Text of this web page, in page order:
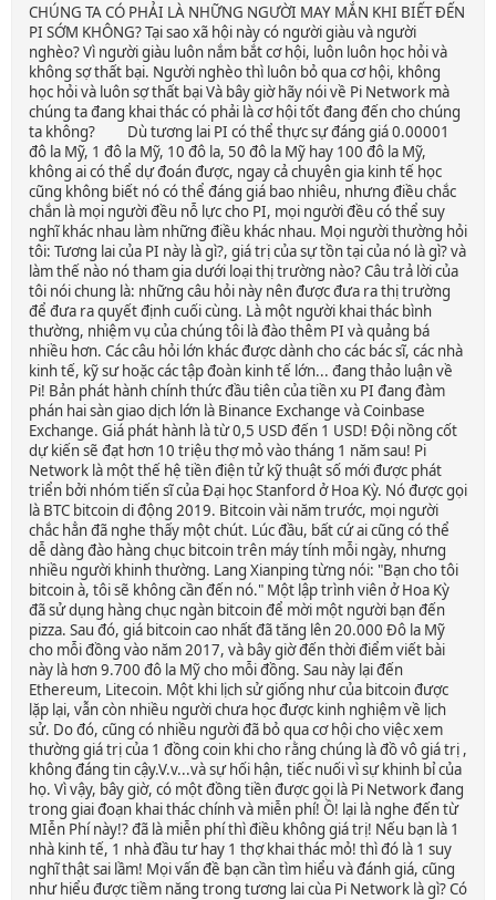
CHÚNG TA CÓ PHẢI LÀ NHỮNG NGƯỜI MAY MẮN KHI BIẾT ĐẾN
PI SỚM KHÔNG? Tại sao xã hội này có người giàu và người
nghèo? Vì người giàu luôn nắm bắt cơ hội, luôn luôn học hỏi và
không sợ thất bại. Người nghèo thì luôn bỏ qua cơ hội, không
học hỏi và luôn sợ thất bại Và bây giờ hãy nói về Pi Network mà
chúng ta đang khai thác có phải là cơ hội tốt đang đến cho chúng
ta không? Dù tương lai PI có thể thực sự đáng giá 0.00001
đô la Mỹ, 1 đô la Mỹ, 10 đô la, 50 đô la Mỹ hay 100 đô la Mỹ,
không ai có thể dự đoán được, ngay cả chuyên gia kinh tế học
cũng không biết nó có thể đáng giá bao nhiêu, nhưng điều chắc
chắn là mọi người đều nỗ lực cho PI, mọi người đều có thể suy
nghĩ khác nhau làm những điều khác nhau. Mọi người thường hỏi
tôi: Tương lai của PI này là gì?, giá trị của sự tồn tại của nó là gì? và
làm thế nào nó tham gia dưới loại thị trường nào? Câu trả lời của
tôi nói chung là: những câu hỏi này nên được đưa ra thị trường
để đưa ra quyết định cuối cùng. Là một người khai thác bình
thường, nhiệm vụ của chúng tôi là đào thêm PI và quảng bá
nhiều hơn. Các câu hỏi lớn khác được dành cho các bác sĩ, các nhà
kinh tế, kỹ sư hoặc các tập đoàn kinh tế lớn... đang thảo luận về
Pi! Bản phát hành chính thức đầu tiên của tiền xu PI đang đàm
phán hai sàn giao dịch lớn là Binance Exchange và Coinbase
Exchange. Giá phát hành là từ 0,5 USD đến 1 USD! Đội nồng cốt
dự kiến ​​sẽ đạt hơn 10 triệu thợ mỏ vào tháng 1 năm sau! Pi
Network là một thế hệ tiền điện tử kỹ thuật số mới được phát
triển bởi nhóm tiến sĩ của Đại học Stanford ở Hoa Kỳ. Nó được gọi
là BTC bitcoin di động 2019. Bitcoin vài năm trước, mọi người
chắc hẳn đã nghe thấy một chút. Lúc đầu, bất cứ ai cũng có thể
dễ dàng đào hàng chục bitcoin trên máy tính mỗi ngày, nhưng
nhiều người khinh thường. Lang Xianping từng nói: "Bạn cho tôi
bitcoin à, tôi sẽ không cần đến nó." Một lập trình viên ở Hoa Kỳ
đã sử dụng hàng chục ngàn bitcoin để mời một người bạn đến
pizza. Sau đó, giá bitcoin cao nhất đã tăng lên 20.000 Đô la Mỹ
cho mỗi đồng vào năm 2017, và bây giờ đến thời điểm viết bài
này là hơn 9.700 đô la Mỹ cho mỗi đồng. Sau này lại đến
Ethereum, Litecoin. Một khi lịch sử giống như của bitcoin được
lặp lại, vẫn còn nhiều người chưa học được kinh nghiệm về lịch
sử. Do đó, cũng có nhiều người đã bỏ qua cơ hội cho việc xem
thường giá trị của 1 đồng coin khi cho rằng chúng là đồ vô giá trị ,
không đáng tin cậy.V.v...và sự hối hận, tiếc nuối vì sự khinh bỉ của
họ. Vì vậy, bây giờ, có một đồng tiền được gọi là Pi Network đang
trong giai đoạn khai thác chính và miễn phí! Ồ! lại là nghe đến từ
MIễn Phí này!? đã là miễn phí thì điều không giá trị! Nếu bạn là 1
nhà kinh tế, 1 nhà đầu tư hay 1 thợ khai thác mỏ! thì đó là 1 suy
nghĩ thật sai lầm! Mọi vấn đề bạn cần tìm hiểu và đánh giá, cũng
như hiểu được tiềm năng trong tương lai cùa Pi Network là gì? Có